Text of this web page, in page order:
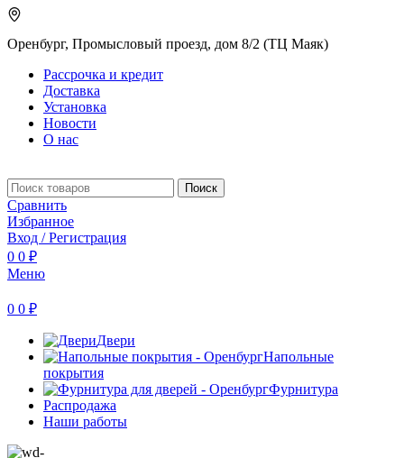
Оренбург, Промысловый проезд, дом 8/2 (ТЦ Маяк)
Рассрочка и кредит
Доставка
Установка
Новости
О нас
Поиск
Сравнить
Избранное
Вход / Регистрация
0 0 ₽
Меню
0 0 ₽
Двери
Напольные
покрытия
Фурнитура
Распродажа
Наши работы